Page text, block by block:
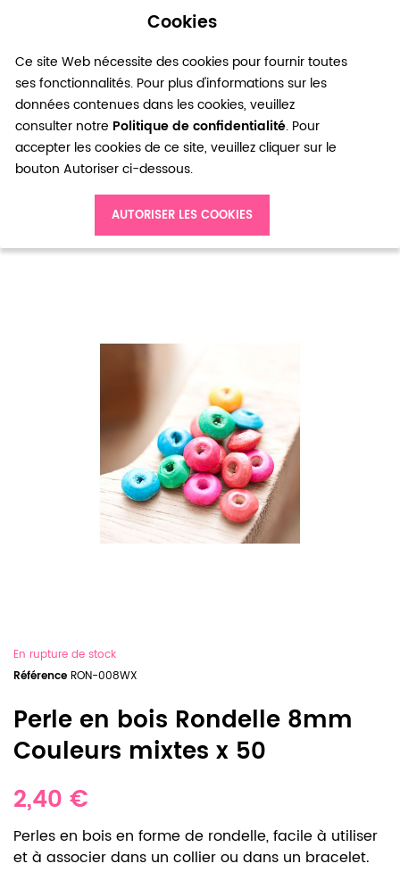
Cookies
Ce site Web nécessite des cookies pour fournir toutes
ses fonctionnalités. Pour plus d'informations sur les
données contenues dans les cookies, veuillez
consulter notre Politique de confidentialité. Pour
accepter les cookies de ce site, veuillez cliquer sur le
bouton Autoriser ci-dessous.
AUTORISER LES COOKIES
0
Perle en bois Rondelle 8mm Couleurs mixtes x 50
En rupture de stock
Référence RON-008WX
Perle en bois Rondelle 8mm
Couleurs mixtes x 50
2,40 €
Perles en bois en forme de rondelle, facile à utiliser
et à associer dans un collier ou dans un bracelet.